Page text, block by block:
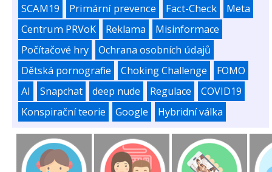
SCAM19
Primární prevence Fact-Check
Meta
Centrum PRVoK
Reklama
Misinformace
Počítačové hry
Ochrana osobních údajů
Dětská pornografie
Choking Challenge
FOMO
AI
Snapchat deep nude Regulace
COVID19
Konspirační teorie
Google Hybridní válka